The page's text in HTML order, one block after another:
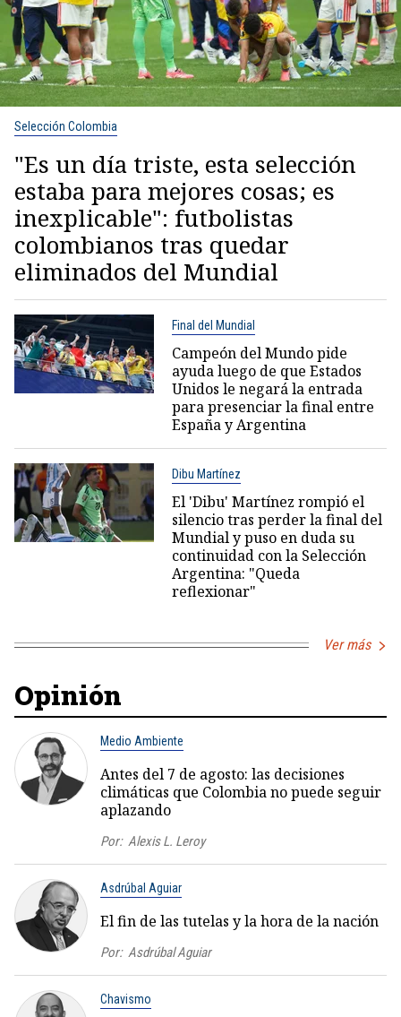
Selección Colombia
"Es un día triste, esta selección
estaba para mejores cosas; es
inexplicable": futbolistas
colombianos tras quedar
eliminados del Mundial
Final del Mundial
Campeón del Mundo pide
ayuda luego de que Estados
Unidos le negará la entrada
para presenciar la final entre
España y Argentina
Dibu Martínez
El 'Dibu' Martínez rompió el
silencio tras perder la final del
Mundial y puso en duda su
continuidad con la Selección
Argentina: "Queda
reflexionar"
Ver más
Opinión
Medio Ambiente
Antes del 7 de agosto: las decisiones
climáticas que Colombia no puede seguir
aplazando
Por: Alexis L. Leroy
Asdrúbal Aguiar
El fin de las tutelas y la hora de la nación
Por: Asdrúbal Aguiar
Chavismo